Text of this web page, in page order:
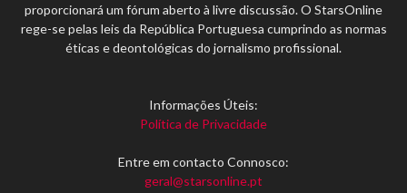
proporcionará um fórum aberto à livre discussão. O StarsOnline
rege-se pelas leis da República Portuguesa cumprindo as normas
éticas e deontológicas do jornalismo profissional.
Informações Úteis:
Política de Privacidade
Entre em contacto Connosco:
geral@starsonline.pt